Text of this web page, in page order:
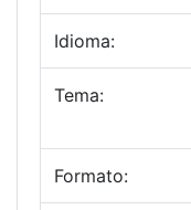
Idioma:
Tema:
Formato: